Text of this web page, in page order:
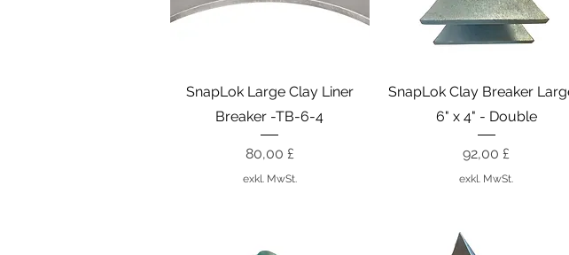
Schnellansicht
SnapLok Large Clay Liner
Breaker -TB-6-4
Preis
80,00 £
exkl. MwSt.
Schnellansicht
SnapLok Clay Breaker
6" x 4" - Double
Preis
92,00 £
exkl. MwSt.